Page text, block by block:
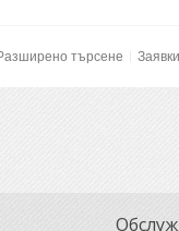
търсене